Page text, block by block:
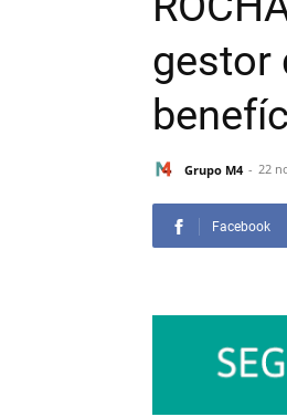
gestor
Grupo M4 22
Facebook